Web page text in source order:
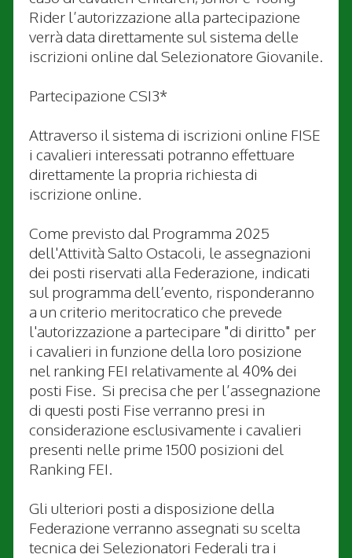
Rider l’autorizzazione alla partecipazione
verrà data direttamente sul sistema delle
iscrizioni online dal Selezionatore Giovanile.
Partecipazione CSI3*
Attraverso il sistema di iscrizioni online FISE
i cavalieri interessati potranno effettuare
direttamente la propria richiesta di
iscrizione online.
Come previsto dal Programma 2025
dell'Attività Salto Ostacoli, le assegnazioni
dei posti riservati alla Federazione, indicati
sul programma dell’evento, risponderanno
a un criterio meritocratico che prevede
l'autorizzazione a partecipare "di diritto" per
i cavalieri in funzione della loro posizione
nel ranking FEI relativamente al 40% dei
posti Fise. Si precisa che per l’assegnazione
di questi posti Fise verranno presi in
considerazione esclusivamente i cavalieri
presenti nelle prime 1500 posizioni del
Ranking FEI.
Gli ulteriori posti a disposizione della
Federazione verranno assegnati su scelta
tecnica dei Selezionatori Federali tra i